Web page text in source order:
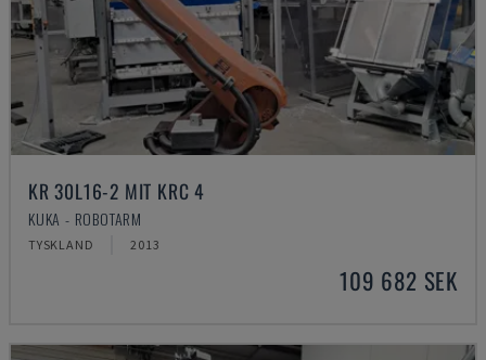
KR 30L16-2 MIT KRC 4
KUKA - ROBOTARM
TYSKLAND 2013
109 682 SEK